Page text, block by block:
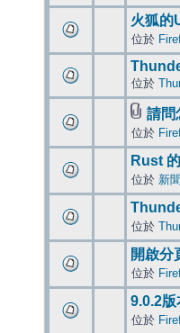
火狐的
位於
位於
請問
位於
Rust
位於 新
位於
開啟分
位於
9.0.2版
位於